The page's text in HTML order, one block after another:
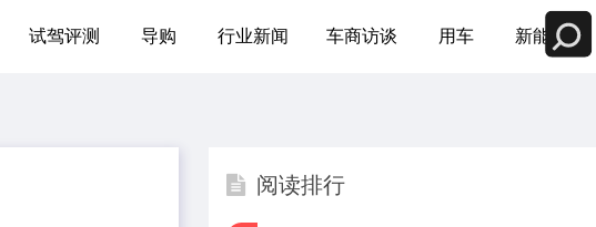
试驾评测 导购 行业新闻 车商访谈 用车 新能源
阅读排行